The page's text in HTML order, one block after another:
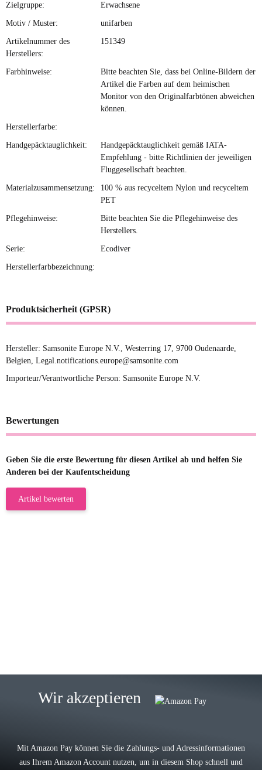
Zielgruppe: Erwachsene
Motiv / Muster: unifarben
Artikelnummer des
Herstellers:
151349
Farbhinweise:
Bitte beachten Sie, dass bei Online-Bildern der
Artikel die Farben auf dem heimischen
Monitor von den Originalfarbtönen abweichen
können.
Herstellerfarbe:
Handgepäcktauglichkeit:
Handgepäcktauglichkeit gemäß IATA-
Empfehlung - bitte Richtlinien der jeweiligen
Fluggesellschaft beachten.
Materialzusammensetzung:
100 % aus recyceltem Nylon und recyceltem
PET
Pflegehinweise:
Bitte beachten Sie die Pflegehinweise des
Herstellers.
Serie: Ecodiver
Herstellerfarbbezeichnung:
Produktsicherheit (GPSR)
Hersteller: Samsonite Europe N.V., Westerring 17, 9700 Oudenaarde,
Belgien, Legal.notifications.europe@samsonite.com
Importeur/Verantwortliche Person: Samsonite Europe N.V.
Bewertungen
Geben Sie die erste Bewertung für diesen Artikel ab und helfen Sie
Anderen bei der Kaufentscheidung
Artikel bewerten
Lieferung, man kann bedenkenlos
Wir akzeptieren
Mit Amazon Pay können Sie die Zahlungs- und Adressinformationen
aus Ihrem Amazon Account nutzen, um in diesem Shop schnell und